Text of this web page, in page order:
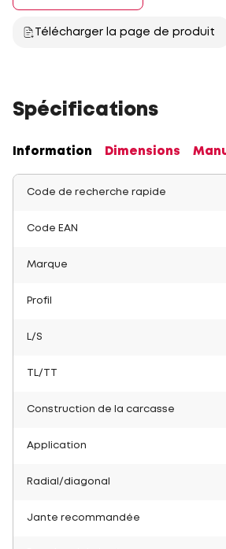
Télécharger la page de produit
Spécifications
Information Dimensions
Code de recherche rapide
Code EAN
Marque
Profil
L/S
TL/TT
Construction de la carcasse
Application
Radial/diagonal
Jante recommandée